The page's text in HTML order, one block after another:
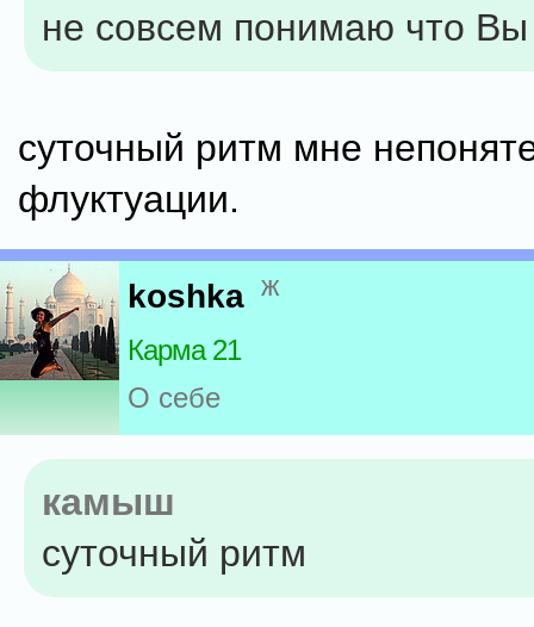
не совсем понимаю что Вы
суточный ритм мне
флуктуации.
koshka ж
Карма 21
О себе
камыш
суточный ритм